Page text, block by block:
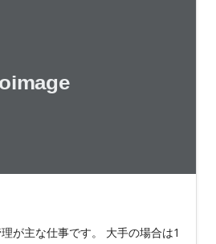
が主な仕事です。 大手の場合は1